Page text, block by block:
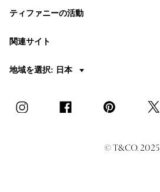
ティファニーの活動
関連サイト
地域を選択: 日本
© T&CO. 2025